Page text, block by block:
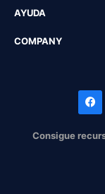
AYUDA
COMPANY
Consigue